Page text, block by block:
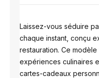
Laissez-vous séduire
chaque instant, conçu
restauration. Ce
expériences culinaires
cartes-cadeaux